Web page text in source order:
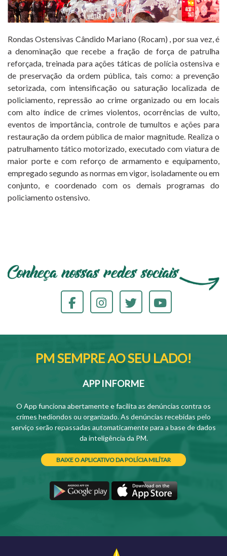
Rondas Ostensivas Cândido Mariano (Rocam) , por sua vez, é
a denominação que recebe a fração de força de patrulha
reforçada, treinada para ações táticas de polícia ostensiva e
de preservação da ordem pública, tais como: a prevenção
setorizada, com intensificação ou saturação localizada de
policiamento, repressão ao crime organizado ou em locais
com alto índice de crimes violentos, ocorrências de vulto,
eventos de importância, controle de tumultos e ações para
restauração da ordem pública de maior magnitude. Realiza o
patrulhamento tático motorizado, executado com viatura de
maior porte e com reforço de armamento e equipamento,
empregado segundo as normas em vigor, isoladamente ou em
conjunto, e coordenado com os demais programas do
policiamento ostensivo.
PM SEMPRE AO SEU LADO!
APP INFORME
O App funciona abertamente e facilita as denúncias contra os
crimes hediondos ou organizado. As denúncias recebidas pelo
serviço serão repassadas automaticamente para a base de dados
da inteligência da PM.
BAIXE O APLICATIVO DA POLÍCIA MILÍTAR